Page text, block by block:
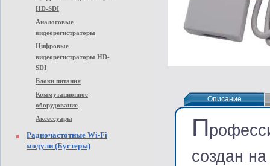
HD-SDI
Аналоговые
видеорегистраторы
Цифровые
видеорегистраторы HD-
SDI
Блоки питания
Коммутационное
оборудование
Аксессуары
Радиочастотные Wi-Fi
модули (Бустеры)
Описание
Описание
П
создан